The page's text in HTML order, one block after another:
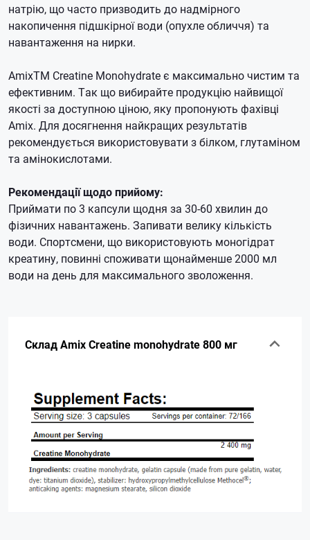
натрію, що часто призводить до надмірного
накопичення підшкірної води (опухле обличчя) та
навантаження на нирки.
AmixTM Creatine Monohydrate є максимально чистим та
ефективним. Так що вибирайте продукцію найвищої
якості за доступною ціною, яку пропонують фахівці
Amix. Для досягнення найкращих результатів
рекомендується використовувати з білком, глутаміном
та амінокислотами.
Рекомендації щодо прийому:
Приймати по 3 капсули щодня за 30-60 хвилин до
фізичних навантажень. Запивати велику кількість
води. Спортсмени, що використовують моногідрат
креатину, повинні споживати щонайменше 2000 мл
води на день для максимального зволоження.
Склад Amix Creatine monohydrate 800 мг